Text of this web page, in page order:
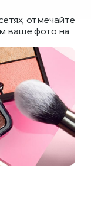
отмечайте
ваше фото на